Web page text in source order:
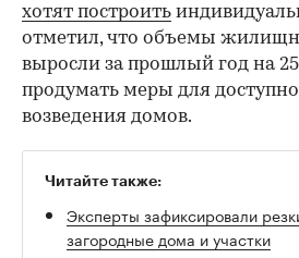
хотят построить
отметил, что объемы
выросли за прошлый год на
продумать меры для
возведения домов.
Читайте также:
Эксперты зафиксировали
загородные дома и участки